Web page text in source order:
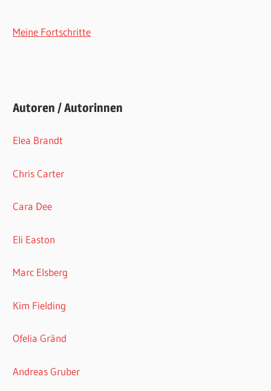
Meine Fortschritte
Autoren / Autorinnen
Elea Brandt
Chris Carter
Cara Dee
Eli Easton
Marc Elsberg
Kim Fielding
Ofelia Gränd
Andreas Gruber